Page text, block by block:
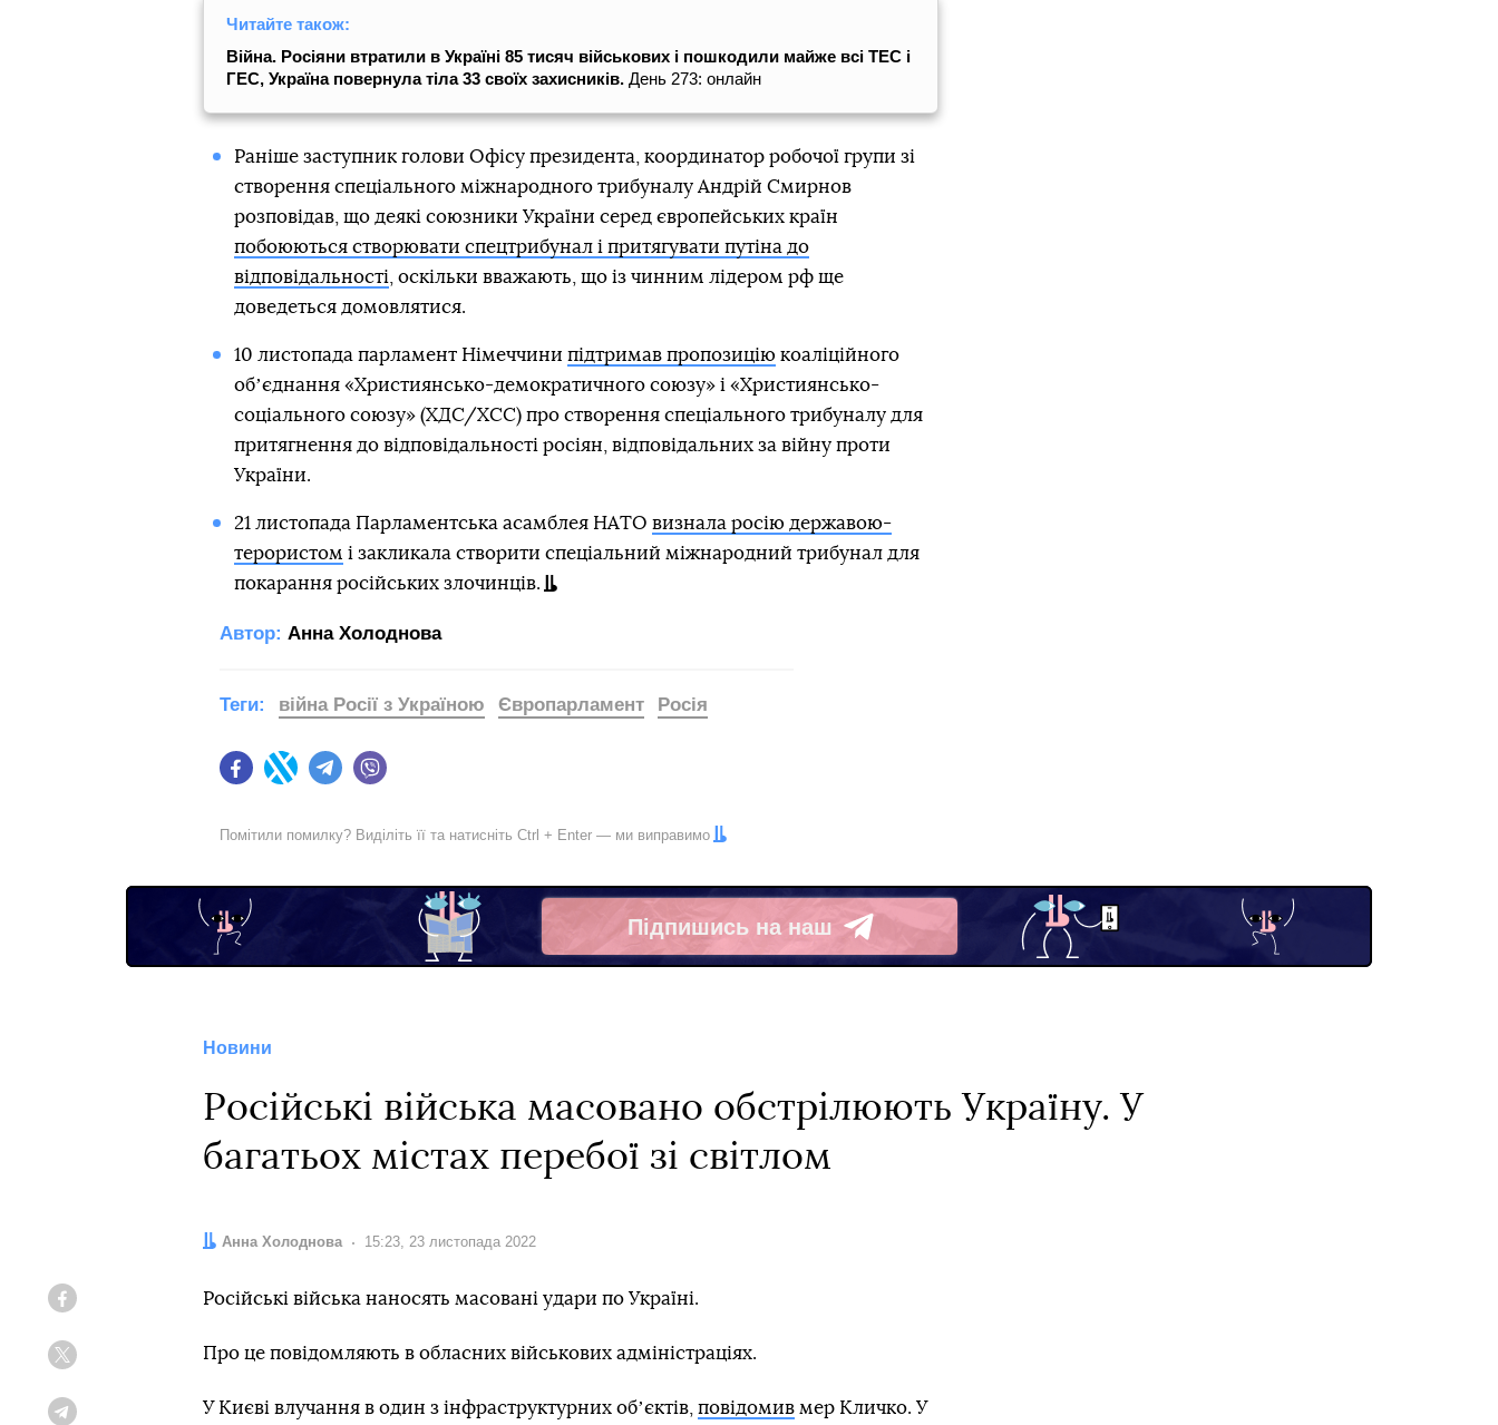
Читайте також:
Війна. Росіяни втратили в Україні 85 тисяч військових і пошкодили майже всі ТЕС і
ГЕС, Україна повернула тіла 33 своїх захисників. День 273: онлайн
Раніше заступник голови Офісу президента, координатор робочої групи зі
створення спеціального міжнародного трибуналу Андрій Смирнов
розповідав, що деякі союзники України серед європейських країн
побоюються створювати спецтрибунал і притягувати путіна до
відповідальності , оскільки вважають, що із чинним лідером рф ще
доведеться домовлятися.
10 листопада парламент Німеччини підтримав пропозиціюкоаліційного
обʼєднання «Християнсько-демократичного союзу» і «Християнсько-
соціального союзу» (ХДС/ХСС) про створення спеціального трибуналу для
притягнення до відповідальності росіян, відповідальних за війну проти
України.
21 листопада Парламентська асамблея НАТО визнала росію державою-
терористом і закликала створити спеціальний міжнародний трибунал для
покарання російських злочинців.
Автор: Анна Холоднова
FacebookTwitter Telegram
Теги: війна Росії з Україною Європарламент Росія
Помітили помилку? Виділіть її та натисніть Ctrl + Enter — ми виправимо
Підпишись на наш
Telegram
Новини
Російські війська масовано обстрілюють Україну. У
багатьох містах перебої зі світлом
Автор:
Анна Холоднова Дата:
15:23, 23 листопада 2022
Російські війська наносять масовані удари по Україні.
Про це повідомляють в обласних військових адміністраціях.
У Києві влучання в один з інфраструктурних обʼєктів, повідомив мер Кличко. У